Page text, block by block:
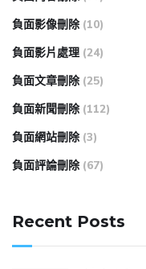
負面影像刪除 (10)
負面影片處理 (24)
負面文章刪除 (25)
負面新聞刪除 (112)
負面網站刪除 (3)
負面評論刪除 (67)
Recent Posts